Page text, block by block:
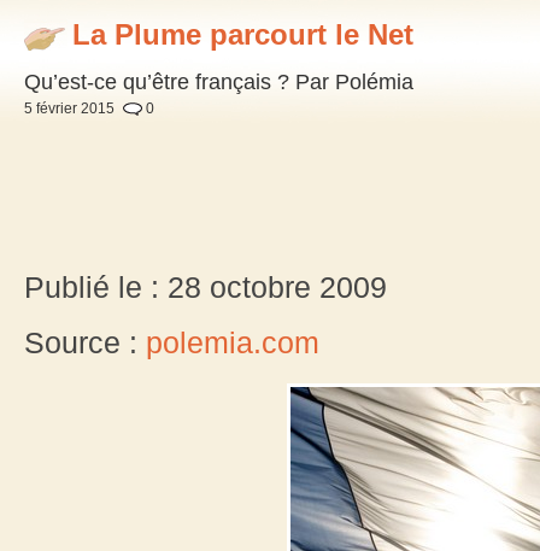
La Plume parcourt le Net
Qu’est-ce qu’être français ? Par Polémia
5 février 2015 0
Publié le : 28 octobre 2009
Source : polemia.com